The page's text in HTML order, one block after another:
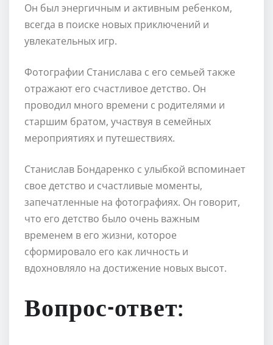
Он был энергичным и активным ребенком,
всегда в поиске новых приключений и
увлекательных игр.
Фотографии Станислава с его семьей также
отражают его счастливое детство. Он
проводил много времени с родителями и
старшим братом, участвуя в семейных
мероприятиях и путешествиях.
Станислав Бондаренко с улыбкой вспоминает
свое детство и счастливые моменты,
запечатленные на фотографиях. Он говорит,
что его детство было очень важным
временем в его жизни, которое
сформировало его как личность и
вдохновляло на достижение новых высот.
Вопрос-ответ: